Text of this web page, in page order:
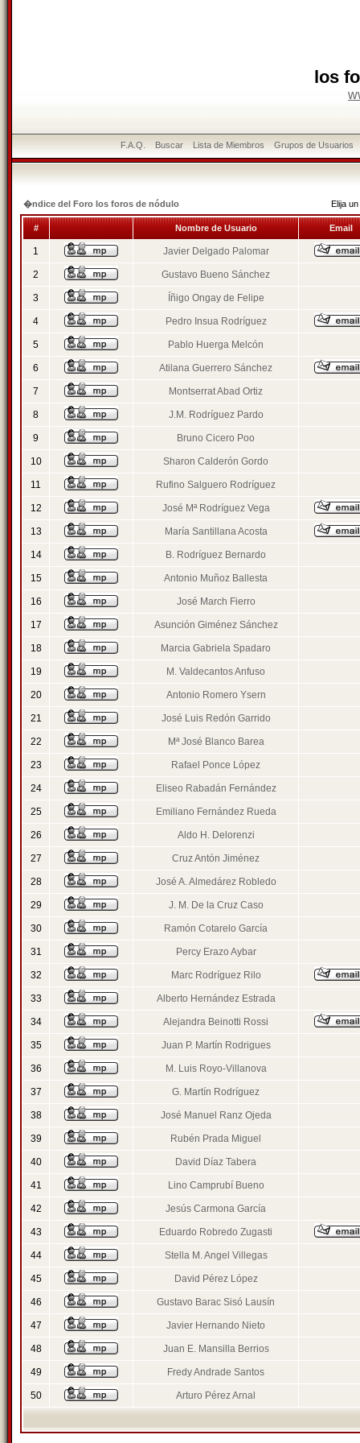
los
F.A.Q. Buscar Lista de Miembros Grupos de Usuarios
�ndice del Foro los foros de nódulo Elija
# Nombre de Usuario Email
1 Javier Delgado Palomar
2 Gustavo Bueno Sánchez
3 Íñigo Ongay de Felipe
4 Pedro Insua Rodríguez
5 Pablo Huerga Melcón
6 Atilana Guerrero Sánchez
7 Montserrat Abad Ortiz
8 J.M. Rodríguez Pardo
9 Bruno Cicero Poo
10 Sharon Calderón Gordo
11 Rufino Salguero Rodríguez
12 José Mª Rodríguez Vega
13 María Santillana Acosta
14 B. Rodríguez Bernardo
15 Antonio Muñoz Ballesta
16 José March Fierro
17 Asunción Giménez Sánchez
18 Marcia Gabriela Spadaro
19 M. Valdecantos Anfuso
20 Antonio Romero Ysern
21 José Luis Redón Garrido
22 Mª José Blanco Barea
23 Rafael Ponce López
24 Eliseo Rabadán Fernández
25 Emiliano Fernández Rueda
26 Aldo H. Delorenzi
27 Cruz Antón Jiménez
28 José A. Almedárez Robledo
29 J. M. De la Cruz Caso
30 Ramón Cotarelo García
31 Percy Erazo Aybar
32 Marc Rodríguez Rilo
33 Alberto Hernández Estrada
34 Alejandra Beinotti Rossi
35 Juan P. Martín Rodrigues
36 M. Luis Royo-Villanova
37 G. Martín Rodríguez
38 José Manuel Ranz Ojeda
39 Rubén Prada Miguel
40 David Díaz Tabera
41 Lino Camprubí Bueno
42 Jesús Carmona García
43 Eduardo Robredo Zugasti
44 Stella M. Angel Villegas
45 David Pérez López
46 Gustavo Barac Sisó Lausín
47 Javier Hernando Nieto
48 Juan E. Mansilla Berrios
49 Fredy Andrade Santos
50 Arturo Pérez Arnal